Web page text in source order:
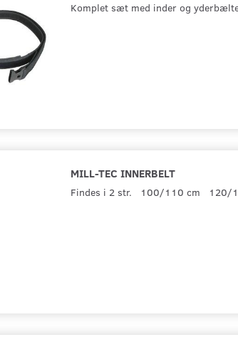
Komplet sæt med inder og
MILL-TEC INNERBELT
Findes i 2 str. 100/110 cm 120/